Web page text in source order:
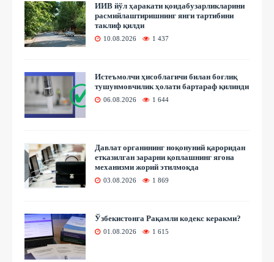
ИИВ йўл ҳаракати қоидабузарликларини
расмийлаштиришнинг янги тартибини
таклиф қилди
10.08.2026 1 437
Истеъмолчи ҳисоблагичи билан боғлиқ
тушунмовчилик ҳолати бартараф қилинди
06.08.2026 1 644
Давлат органининг ноқонуний қароридан
етказилган зарарни қоплашнинг ягона
механизми жорий этилмоқда
03.08.2026 1 869
Ўзбекистонга Рақамли кодекс керакми?
01.08.2026 1 615